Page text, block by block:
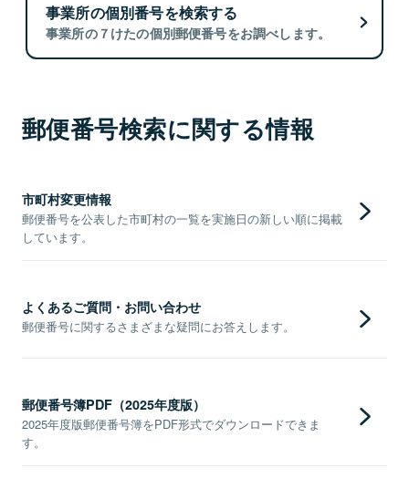
事業所の個別番号を検索する
事業所の７けたの個別郵便番号をお調べします。
郵便番号検索に関する情報
市町村変更情報
郵便番号を公表した市町村の一覧を実施日の新しい順に掲載
しています。
よくあるご質問・お問い合わせ
郵便番号に関するさまざまな疑問にお答えします。
郵便番号簿PDF（2025年度版）
2025年度版郵便番号簿をPDF形式でダウンロードできま
す。